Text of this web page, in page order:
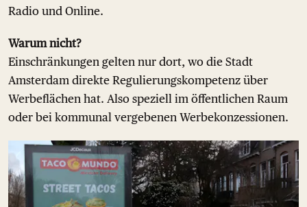
Radio und Online.
Warum nicht?
Einschränkungen gelten nur dort, wo die Stadt
Amsterdam direkte Regulierungskompetenz über
Werbeflächen hat. Also speziell im öffentlichen Raum
oder bei kommunal vergebenen Werbekonzessionen.